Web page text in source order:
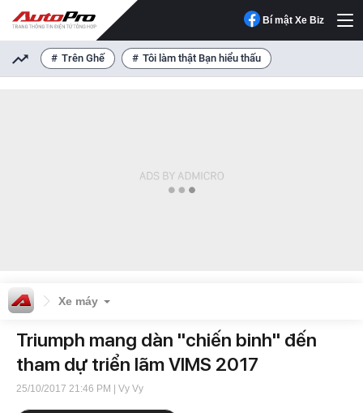
Bí mật Xe Biz
Trên Ghế Tôi làm thật Bạn hiểu thấu
Xe máy
Triumph mang dàn "chiến binh" đến
tham dự triển lãm VIMS 2017
25/10/2017 21:46 PM | Vy Vy